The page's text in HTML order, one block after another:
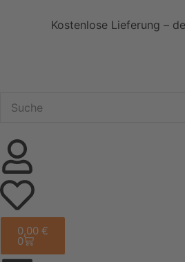
Kostenlose Lieferung –
0,00 €
0